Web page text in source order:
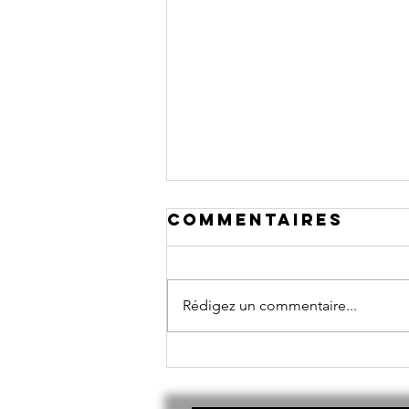
Article Est
Commentaires
Rédigez un commentaire...